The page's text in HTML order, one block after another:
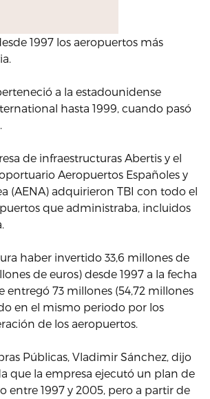
1997 los aeropuertos más
a la estadounidense
hasta 1999, cuando pasó
de infraestructuras Abertis y el
Aeropuertos Españoles y
(AENA) adquirieron TBI con todo el
que administraba, incluidos
haber invertido 33,6 millones de
de euros) desde 1997 a la fecha
entregó 73 millones (54,72 millones
en el mismo periodo por los
de los aeropuertos.
Públicas, Vladimir Sánchez, dijo
que la empresa ejecutó un plan de
entre 1997 y 2005, pero a partir de